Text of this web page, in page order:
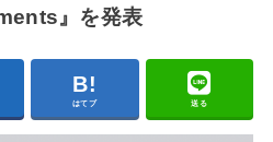
』を発表
はてブ 送る